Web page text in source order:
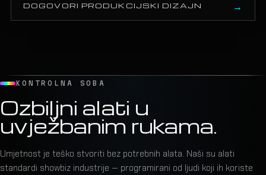
DOGOVORI PRODUKCIJSKI DIZAJN
KONTROLNA SOBA
Ozbiljni alati u
uvježbanim rukama.
Umjetnost je teško stvoriti bez potrebnih alata. Naši su alati
standardi showbiz industrije — programirani od ljudi koji ih koriste